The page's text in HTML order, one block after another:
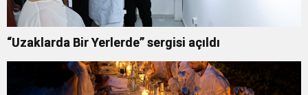
“Uzaklarda Bir Yerlerde” sergisi açıldı